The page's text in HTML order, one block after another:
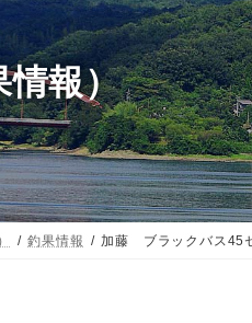
情報）
釣果情報 加藤 ブラックバス45